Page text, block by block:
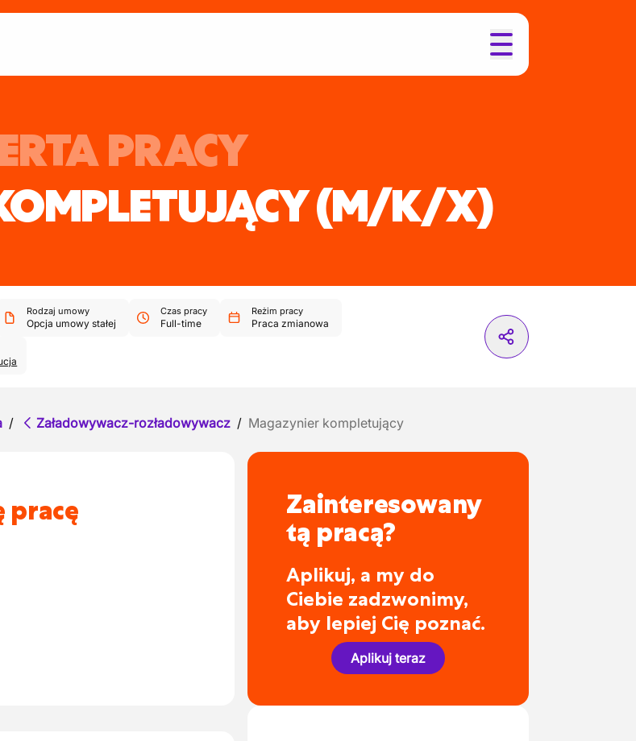
PRACY
(M/K/X)
Rodzaj umowy
Opcja umowy stałej
Czas pracy
Full-time
Reżim pracy
Praca zmianowa
/ Załadowywacz-rozładowywacz / Magazynier kompletujący
pracę
Zainteresowany
tą pracą?
Aplikuj, a my do
Ciebie zadzwonimy,
aby lepiej Cię poznać.
Aplikuj teraz